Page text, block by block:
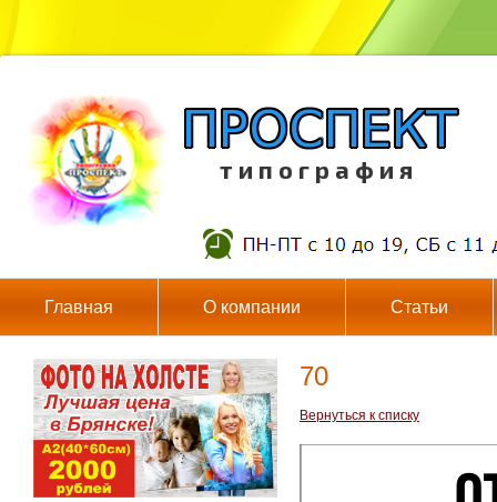
т и п о г р а ф и я
Главная О компании Статьи
70
Вернуться к списку